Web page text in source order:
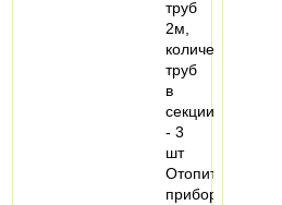
труб
2м,
количество
труб
в
секции
- 3
шт
Отопительный
прибор,